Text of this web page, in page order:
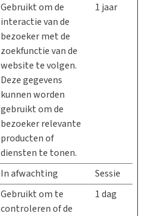
Gebruikt om de
interactie van de
bezoeker met de
zoekfunctie van de
website te volgen.
Deze gegevens
kunnen worden
gebruikt om de
bezoeker relevante
producten of
diensten te tonen.
1 jaar
In afwachting
Sessie
Gebruikt om te
controleren of de
1 dag